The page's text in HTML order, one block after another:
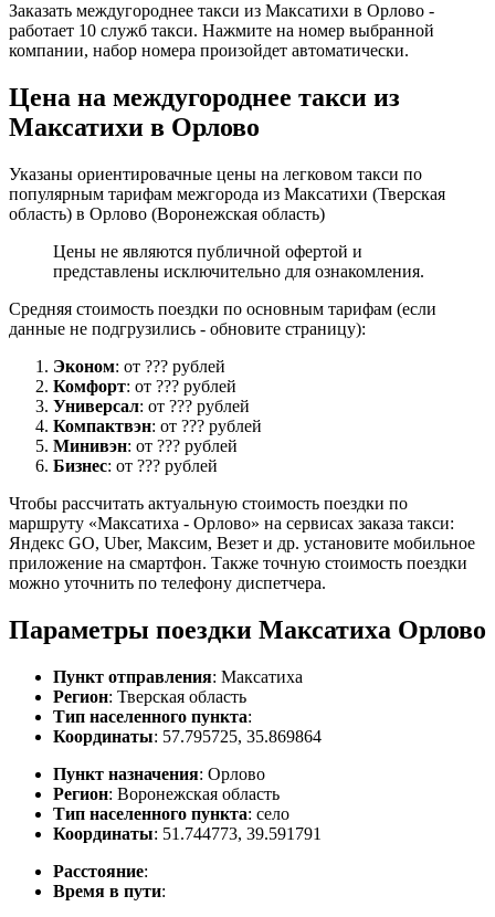
Заказать междугороднее такси из Максатихи в Орлово -
работает 10 служб такси. Нажмите на номер выбранной
компании, набор номера произойдет автоматически.
Цена на междугороднее такси из
Максатихи в Орлово
Указаны ориентировачные цены на легковом такси по
популярным тарифам межгорода из Максатихи (Тверская
область) в Орлово (Воронежская область)
Цены не являются публичной офертой и
представлены исключительно для ознакомления.
Средняя стоимость поездки по основным тарифам (если
данные не подгрузились - обновите страницу):
Эконом: от ??? рублей
Комфорт: от ??? рублей
Универсал: от ??? рублей
Компактвэн: от ??? рублей
Минивэн: от ??? рублей
Бизнес: от ??? рублей
Чтобы рассчитать актуальную стоимость поездки по
маршруту «Максатиха - Орлово» на сервисах заказа такси:
Яндекс GO, Uber, Максим, Везет и др. установите мобильное
приложение на смартфон. Также точную стоимость поездки
можно уточнить по телефону диспетчера.
Параметры поездки Максатиха Орлово
Пункт отправления: Максатиха
Регион: Тверская область
Тип населенного пункта:
Координаты: 57.795725, 35.869864
Пункт назначения: Орлово
Регион: Воронежская область
Тип населенного пункта: село
Координаты: 51.744773, 39.591791
Расстояние:
Время в пути: